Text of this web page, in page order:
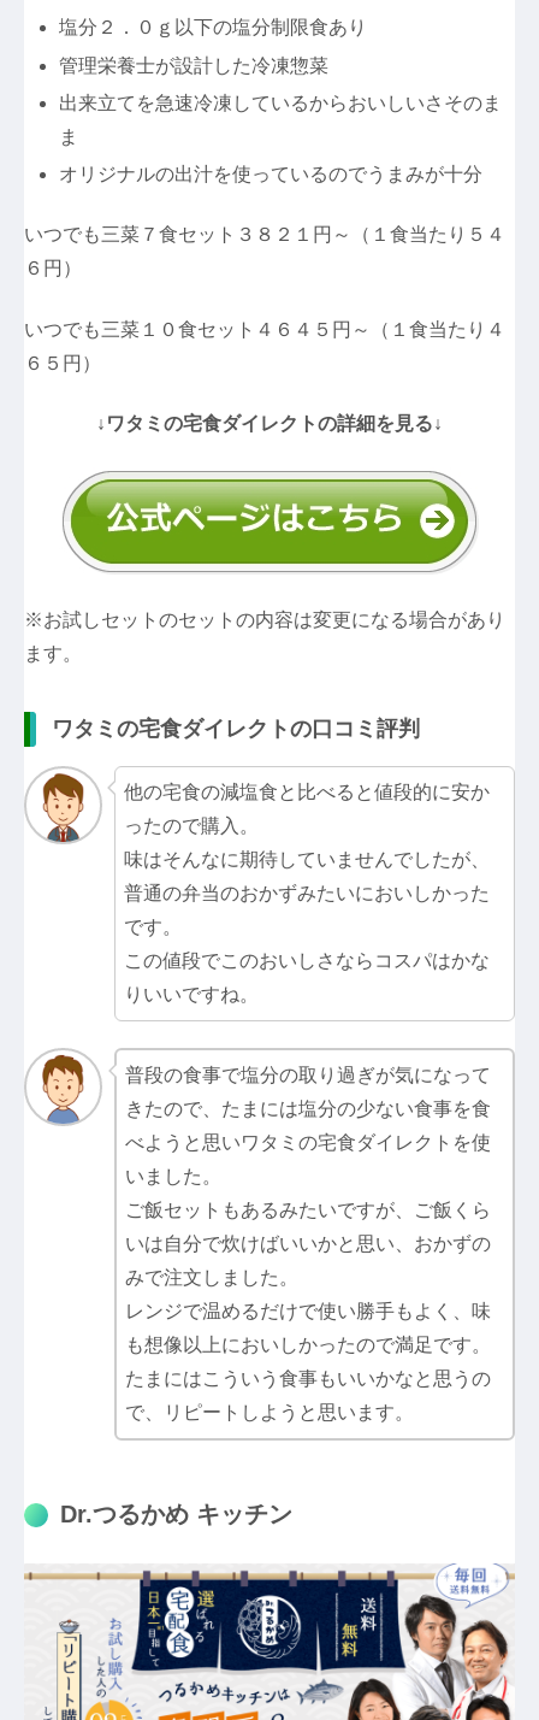
塩分２．０ｇ以下の塩分制限食あり
管理栄養士が設計した冷凍惣菜
出来立てを急速冷凍しているからおいしいさそのま
ま
オリジナルの出汁を使っているのでうまみが十分
いつでも三菜７食セット３８２１円～（１食当たり５４
６円）
いつでも三菜１０食セット４６４５円～（１食当たり４
６５円）
↓ワタミの宅食ダイレクトの詳細を見る↓
※お試しセットのセットの内容は変更になる場合があり
ます。
ワタミの宅食ダイレクトの口コミ評判
他の宅食の減塩食と比べると値段的に安か
ったので購入。
味はそんなに期待していませんでしたが、
普通の弁当のおかずみたいにおいしかった
です。
この値段でこのおいしさならコスパはかな
りいいですね。
普段の食事で塩分の取り過ぎが気になって
きたので、たまには塩分の少ない食事を食
べようと思いワタミの宅食ダイレクトを使
いました。
ご飯セットもあるみたいですが、ご飯くら
いは自分で炊けばいいかと思い、おかずの
みで注文しました。
レンジで温めるだけで使い勝手もよく、味
も想像以上においしかったので満足です。
たまにはこういう食事もいいかなと思うの
で、リピートしようと思います。
Dr.つるかめ キッチン